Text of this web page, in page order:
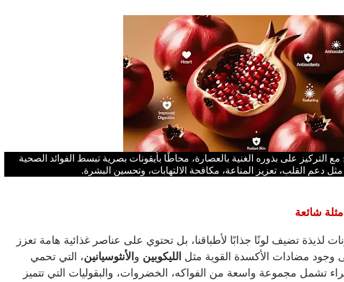
التركيز على بذوره الغنية بالعصارة، محاطًا بأيقونات بصرية تبسط الفوائد الصحية
مثل دعم القلب، تعزيز المناعة، مكافحة الالتهابات، وتحسين البشرة.
شائعة
لذيذة تضيف لونًا جذابًا لأطباقنا، بل تحتوي على عناصر غذائية هامة تعزز
وجود مضادات الأكسدة القوية مثل الليكوبين و الأنثوسيانين، التي تحمي
تشمل مجموعة واسعة من الفواكه، الخضروات، والبقوليات التي تتميز